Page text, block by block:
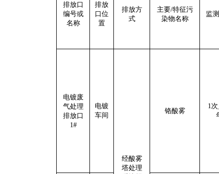
排放口
编号或
名称
排放
口位
置
排放方
式
主要/特征污
染物名称
监
电镀废
气处理
排放口
1#
电镀
车间
经酸雾
塔处理
铬酸雾
1